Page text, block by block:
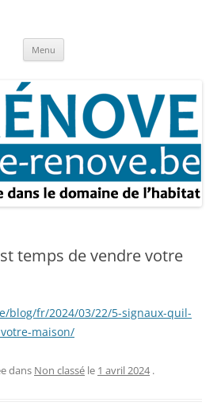
Menu
temps de vendre votre
blog/fr/2024/03/22/5-signaux-quil-
maison/
dans Non classé le 1 avril 2024 .